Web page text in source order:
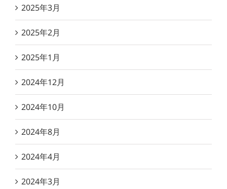
2025年3月
2025年2月
2025年1月
2024年12月
2024年10月
2024年8月
2024年4月
2024年3月